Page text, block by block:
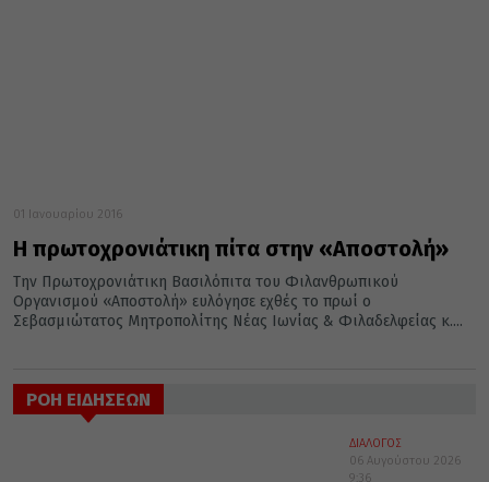
01 Ιανουαρίου 2016
Η πρωτοχρονιάτικη πίτα στην «Αποστολή»
Την Πρωτοχρονιάτικη Βασιλόπιτα του Φιλανθρωπικού
Οργανισμού «Αποστολή» ευλόγησε εχθές το πρωί ο
Σεβασμιώτατος Μητροπολίτης Νέας Ιωνίας & Φιλαδελφείας κ....
ΡΟΗ ΕΙΔΗΣΕΩΝ
ΔΙΑΛΟΓΟΣ
06 Αυγούστου 2026
9:36